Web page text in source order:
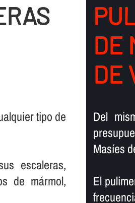
tipo de
escaleras,
de mármol,
DE
DE
Del
Masíes
El